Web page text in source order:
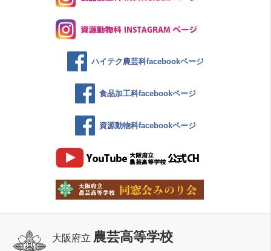
ハイテク農芸科facebookページ
食品加工科facebookページ
資源動物科facebookページ
大阪府立 農芸高等学校